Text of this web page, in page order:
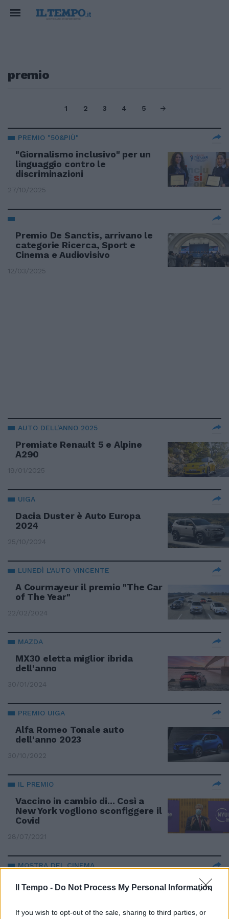
Il Tempo - Do Not Process My Personal Information
If you wish to opt-out of the sale, sharing to third parties, or
premio
1 2 3 4 5
PREMIO "50&PIÙ"
"Giornalismo inclusivo" per un
linguaggio contro le
discriminazioni
27/10/2025
Premio De Sanctis, arrivano le
categorie Ricerca, Sport e
Cinema e Audiovisivo
12/03/2025
AUTO DELL'ANNO 2025
Premiate Renault 5 e Alpine
A290
19/01/2025
UIGA
Dacia Duster è Auto Europa
2024
25/10/2024
LUNEDÌ L'AUTO VINCENTE
A Courmayeur il premio "The Car
of The Year"
22/02/2024
MAZDA
MX30 eletta miglior ibrida
dell'anno
30/01/2024
PREMIO UIGA
Alfa Romeo Tonale auto
dell'anno 2023
30/10/2022
IL PREMIO
Vaccino in cambio di... Così a
New York vogliono sconfiggere il
Covid
28/07/2021
MOSTRA DEL CINEMA
Venezia, Leone d'oro a
Nomadland. E Favino si prende la